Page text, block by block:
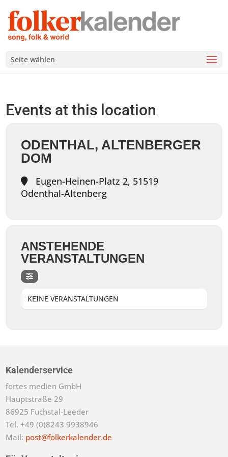
Seite wählen
Events at this location
ODENTHAL, ALTENBERGER
DOM
Eugen-Heinen-Platz 2, 51519
Odenthal-Altenberg
ANSTEHENDE
VERANSTALTUNGEN
KEINE VERANSTALTUNGEN
Kalenderservice
fortes medien GmbH
Hauptstraße 29
86925 Fuchstal-Leeder
Tel. +49 (0)8243 9938946
Mail: post@folkerkalender.de